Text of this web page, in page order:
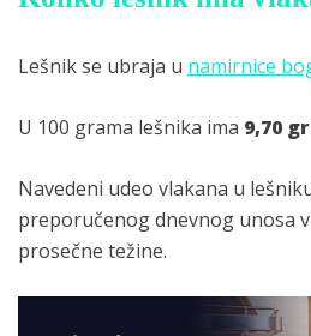
Lešnik se ubraja u namirnice
U 100 grama lešnika ima 9,70
Navedeni udeo vlakana u
preporučenog dnevnog unosa
prosečne težine.